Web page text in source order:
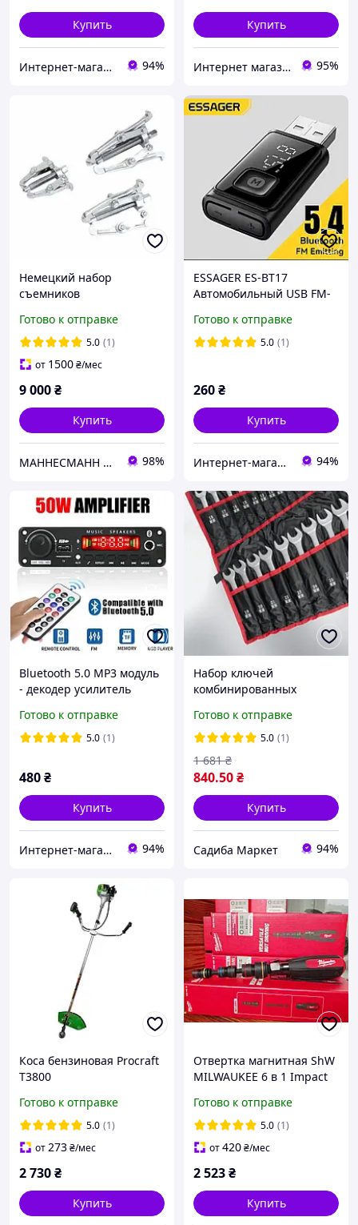
Купить
Интернет-магазин Фотограф 94%
Купить
Интернет магазин "Детали". Запчасти для электро и бензоинструмента 95%
Немецкий набор
съемников
Mannesmann M291-3
Готово к отправке
5.0 (1)
от 1500₴/мес
9 000₴
Купить
МАННЕСМАНН МАРКЕТ 98%
ESSAGER ES-BT17
Автомобильный USB FM-
беспроводным Bluetooth
5.4 аудио ресивером
Готово к отправке
5.0 (1)
260₴
Купить
Интернет-магазин Фотограф 94%
Bluetooth 5.0 MP3 модуль
- декодер усилитель
Готово к отправке
5.0 (1)
480₴
Купить
Интернет-магазин Фотограф 94%
Набор ключей
комбинированных
HT-1204 на 15 единиц,
прочная
инструментальная сталь
Cr-V 6-22 мм
Готово к отправке
5.0 (1)
840.50₴
1 681 ₴
Купить
Садиба Маркет 94%
Коса бензиновая Procraft
T3800
Готово к отправке
5.0 (1)
от273₴/мес
2 730₴
Купить
Отвертка магнитная ShW
MILWAUKEE 6 в 1 Impact
4932498179
Готово к отправке
5.0 (1)
от420₴/мес
2 523₴
Купить